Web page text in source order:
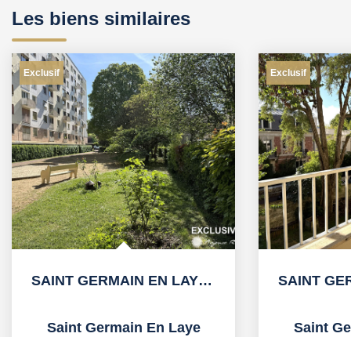
Les biens similaires
Exclusif
SAINT GERMAIN EN LAYE 15' RER, Bus sur place pour le RER
Saint Germain En Laye
Exclusif
Saint